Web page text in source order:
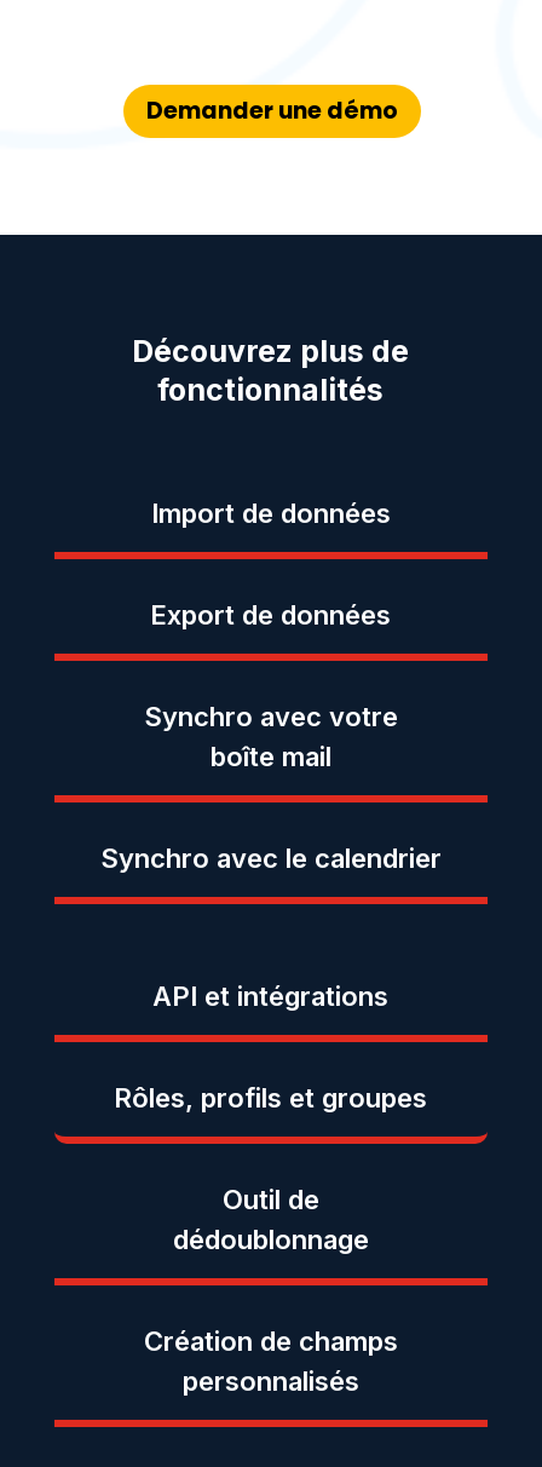
Demander une démo
Découvrez plus de
fonctionnalités
Import de données
Export de données
Synchro avec votre
boîte mail
Synchro avec le calendrier
API et intégrations
Rôles, profils et groupes
Outil de
dédoublonnage
Création de champs
personnalisés